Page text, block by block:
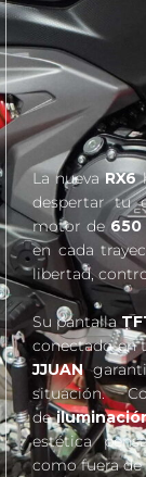
La nuevaRX6
despertar tu
motor de 650
en cada
libertad,
Su pantalla
conectado en
JJUAN
situación.
de
estética
como fuera de